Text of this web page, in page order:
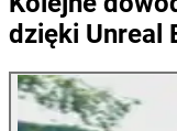
dzięki Unreal